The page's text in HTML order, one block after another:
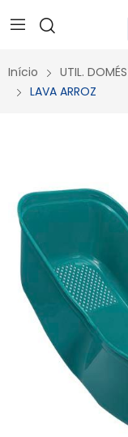
Secure crypto
Visit Ledger Live
-
Início UTIL.
LAVA ARROZ